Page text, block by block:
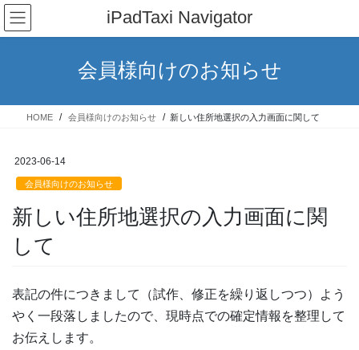
コ
ン
テ
ス
ナ
ビ
ゲ
ン
iPadTaxi Navigator
会員様向けのお知らせ
HOME 会員様向けのお知らせ 新しい住所地選択の入力画面に関して
2023-06-14
会員様向けのお知らせ
新しい住所地選択の入力画面に関
して
表記の件につきまして（試作、修正を繰り返しつつ）よう
やく一段落しましたので、現時点での確定情報を整理して
お伝えします。